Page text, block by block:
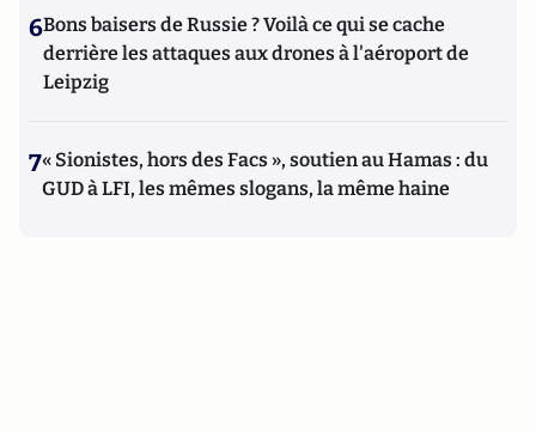
6Bons baisers de Russie ? Voilà ce qui se cache
derrière les attaques aux drones à l'aéroport de
Leipzig
7« Sionistes, hors des Facs », soutien au Hamas : du
GUD à LFI, les mêmes slogans, la même haine